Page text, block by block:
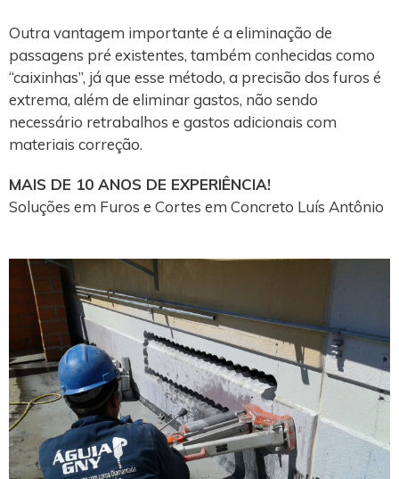
Outra vantagem importante é a eliminação de
passagens pré existentes, também conhecidas como
“caixinhas”, já que esse método, a precisão dos furos é
extrema, além de eliminar gastos, não sendo
necessário retrabalhos e gastos adicionais com
materiais correção.
MAIS DE 10 ANOS DE EXPERIÊNCIA!
Soluções em Furos e Cortes em Concreto Luís Antônio